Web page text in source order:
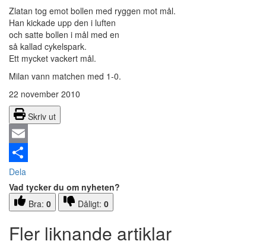
Zlatan tog emot bollen med ryggen mot mål.
Han kickade upp den i luften
och satte bollen i mål med en
så kallad cykelspark.
Ett mycket vackert mål.
Milan vann matchen med 1-0.
22 november 2010
Skriv ut
Email
Dela
Vad tycker du om nyheten?
Bra: 0 Dåligt: 0
Fler liknande artiklar